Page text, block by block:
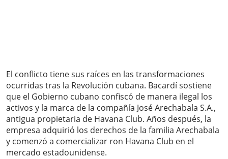
El conflicto tiene sus raíces en las transformaciones
ocurridas tras la Revolución cubana. Bacardí sostiene
que el Gobierno cubano confiscó de manera ilegal los
activos y la marca de la compañía José Arechabala S.A.,
antigua propietaria de Havana Club. Años después, la
empresa adquirió los derechos de la familia Arechabala
y comenzó a comercializar ron Havana Club en el
mercado estadounidense.